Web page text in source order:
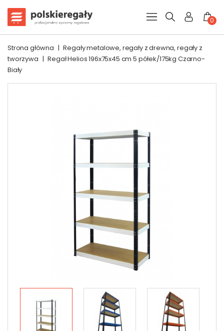
0
Strona główna | Regały metalowe, regały z drewna, regały z
tworzywa | Regał Helios 196x75x45 cm 5 półek/175kg Czarno-
Biały